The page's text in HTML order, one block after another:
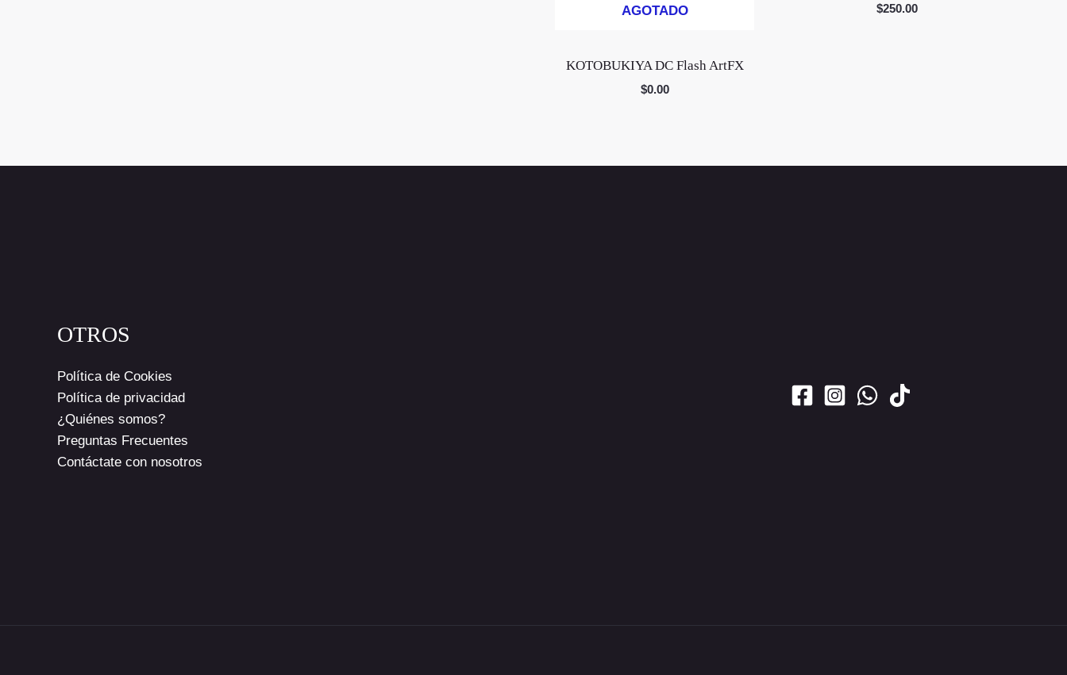
AGOTADO
KOTOBUKIYA DC Flash ArtFX
$0.00
$250.00
OTROS
Política de Cookies
Política de privacidad
¿Quiénes somos?
Preguntas Frecuentes
Contáctate con nosotros